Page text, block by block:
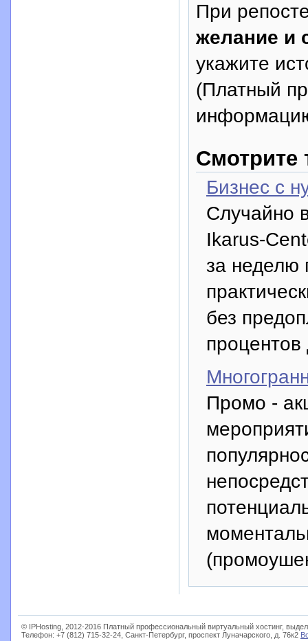
При
желание и
укажите
(Платный
Смотрите
Бизнес с
Случайно
Ikarus-
за неделю
без
Промо -
© IPHosting, 2012-2016 Платный профессиональный виртуальный хостинг,
Телефон: +7 (812) 715-32-24, Санкт-Петербург, проспект Луначарского, д. 76к2